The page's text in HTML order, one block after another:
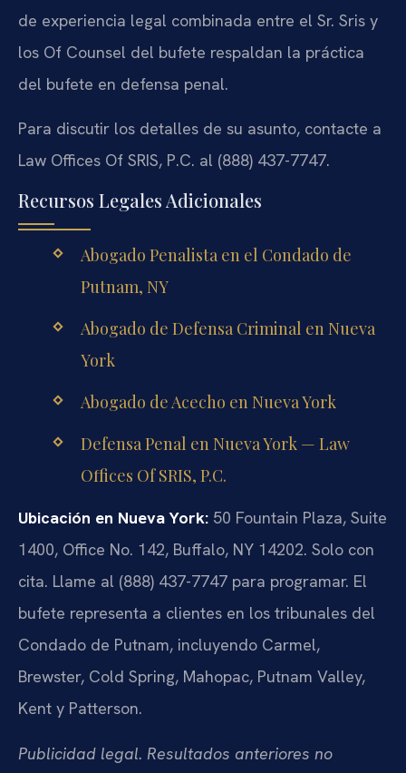
de experiencia legal combinada entre el Sr. Sris y
los Of Counsel del bufete respaldan la práctica
del bufete en defensa penal.
Para discutir los detalles de su asunto, contacte a
Law Offices Of SRIS, P.C. al (888) 437-7747.
Recursos Legales Adicionales
Abogado Penalista en el Condado de
Putnam, NY
Abogado de Defensa Criminal en Nueva
York
Abogado de Acecho en Nueva York
Defensa Penal en Nueva York — Law
Offices Of SRIS, P.C.
Ubicación en Nueva York: 50 Fountain Plaza, Suite
1400, Office No. 142, Buffalo, NY 14202. Solo con
cita. Llame al (888) 437-7747 para programar. El
bufete representa a clientes en los tribunales del
Condado de Putnam, incluyendo Carmel,
Brewster, Cold Spring, Mahopac, Putnam Valley,
Kent y Patterson.
Publicidad legal. Resultados anteriores no